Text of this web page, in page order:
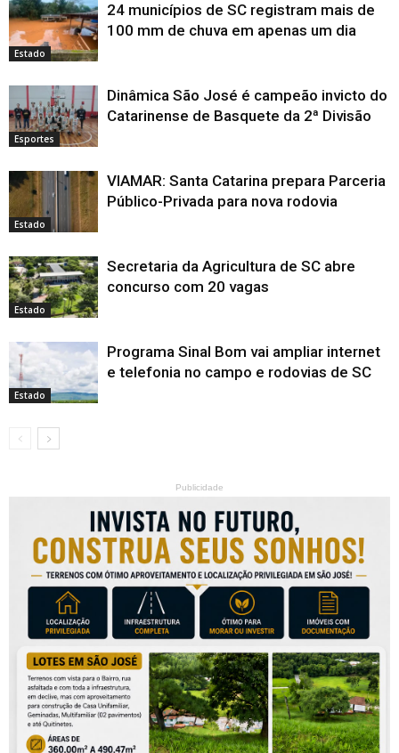
Estado
24 municípios de SC registram mais de
100 mm de chuva em apenas um dia
Esportes
Dinâmica São José é campeão invicto do
Catarinense de Basquete da 2ª Divisão
Estado
VIAMAR: Santa Catarina prepara Parceria
Público-Privada para nova rodovia
Estado
Secretaria da Agricultura de SC abre
concurso com 20 vagas
Estado
Programa Sinal Bom vai ampliar internet
e telefonia no campo e rodovias de SC
Publicidade